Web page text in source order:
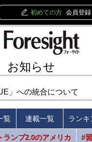
初めての方 会員登録
お知らせ
」への統合について
覧 連載一覧 ランキ
ランプ2.0のアメリカ #